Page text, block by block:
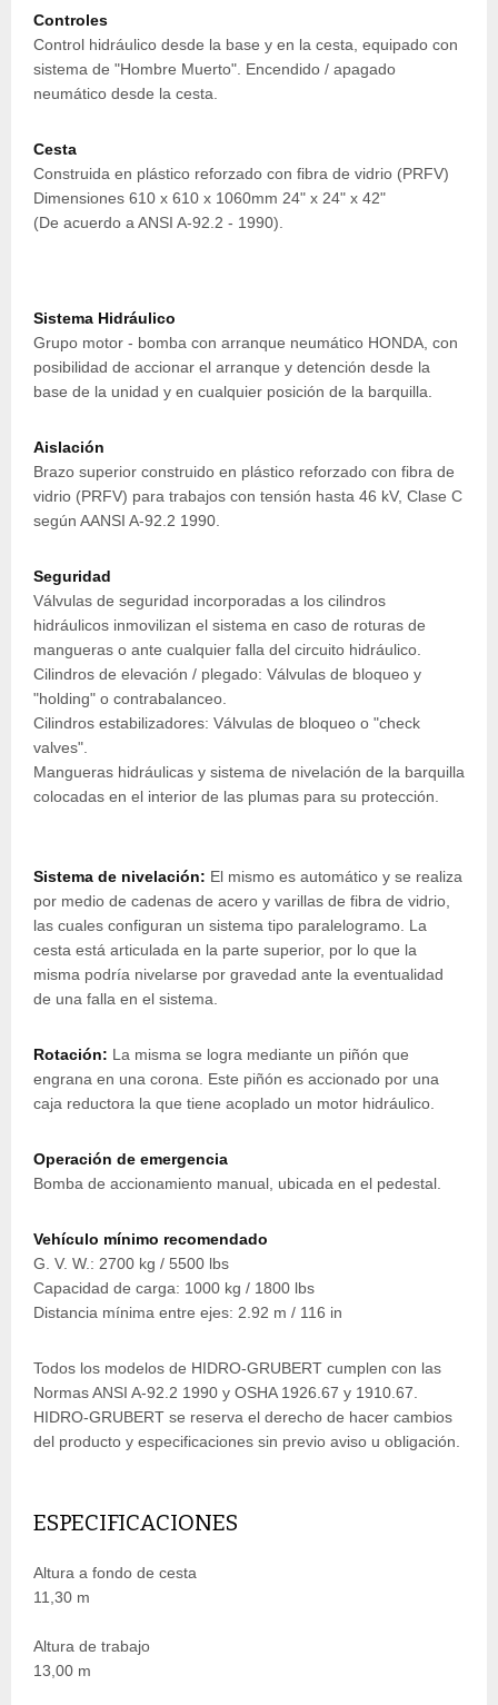
Controles
Control hidráulico desde la base y en la cesta, equipado con
sistema de "Hombre Muerto". Encendido / apagado
neumático desde la cesta.
Cesta
Construida en plástico reforzado con fibra de vidrio (PRFV)
Dimensiones 610 x 610 x 1060mm 24" x 24" x 42"
(De acuerdo a ANSI A-92.2 - 1990).
Sistema Hidráulico
Grupo motor - bomba con arranque neumático HONDA, con
posibilidad de accionar el arranque y detención desde la
base de la unidad y en cualquier posición de la barquilla.
Aislación
Brazo superior construido en plástico reforzado con fibra de
vidrio (PRFV) para trabajos con tensión hasta 46 kV, Clase C
según AANSI A-92.2 1990.
Seguridad
Válvulas de seguridad incorporadas a los cilindros
hidráulicos inmovilizan el sistema en caso de roturas de
mangueras o ante cualquier falla del circuito hidráulico.
Cilindros de elevación / plegado: Válvulas de bloqueo y
"holding" o contrabalanceo.
Cilindros estabilizadores: Válvulas de bloqueo o "check
valves".
Mangueras hidráulicas y sistema de nivelación de la barquilla
colocadas en el interior de las plumas para su protección.
Sistema de nivelación: El mismo es automático y se realiza
por medio de cadenas de acero y varillas de fibra de vidrio,
las cuales configuran un sistema tipo paralelogramo. La
cesta está articulada en la parte superior, por lo que la
misma podría nivelarse por gravedad ante la eventualidad
de una falla en el sistema.
Rotación: La misma se logra mediante un piñón que
engrana en una corona. Este piñón es accionado por una
caja reductora la que tiene acoplado un motor hidráulico.
Operación de emergencia
Bomba de accionamiento manual, ubicada en el pedestal.
Vehículo mínimo recomendado
G. V. W.: 2700 kg / 5500 lbs
Capacidad de carga: 1000 kg / 1800 lbs
Distancia mínima entre ejes: 2.92 m / 116 in
Todos los modelos de HIDRO-GRUBERT cumplen con las
Normas ANSI A-92.2 1990 y OSHA 1926.67 y 1910.67.
HIDRO-GRUBERT se reserva el derecho de hacer cambios
del producto y especificaciones sin previo aviso u obligación.
ESPECIFICACIONES
Altura a fondo de cesta
11,30 m
Altura de trabajo
13,00 m